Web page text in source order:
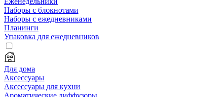
Наборы с блокнотами
Наборы с ежедневниками
Планинги
Упаковка для ежедневников
Для дома
Аксессуары
Аксессуары для кухни
Ароматические диффузоры